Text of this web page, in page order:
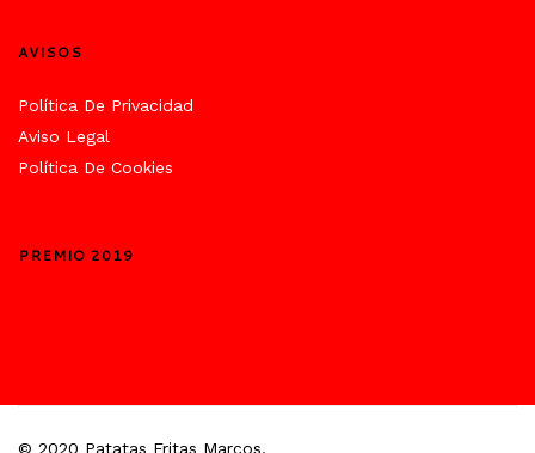
AVISOS
Política De Privacidad
Aviso Legal
Política De Cookies
PREMIO 2019
© 2020 Patatas Fritas Marcos.